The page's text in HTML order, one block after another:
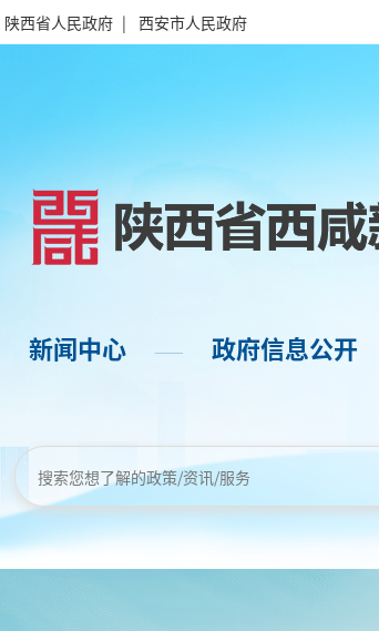
陕西省人民政府 | 西安市人民政府
新闻中心 —— 政府信息公开